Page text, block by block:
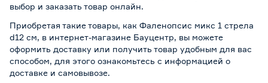
выбор и заказать товар онлайн.
Приобретая такие товары, как Фаленопсис микс 1 стрела
d12 см, в интернет-магазине Бауцентр, вы можете
оформить доставку или получить товар удобным для вас
способом, для этого ознакомьтесь с информацией о
доставке и самовывозе.